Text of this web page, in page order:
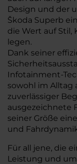
Design und der
Škoda Superb
die Wert auf Stil,
legen.
Dank seiner
Infotainment-
sowohl im Alltag
zuverlässiger
ausgezeichnete
seiner Größe
und
Für all jene, die
Leistung und